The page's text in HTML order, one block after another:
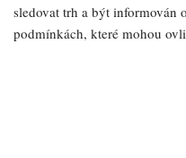
sledovat trh a být informován
podmínkách, které mohou